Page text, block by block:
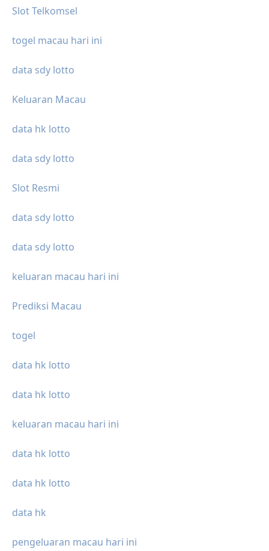
Slot Telkomsel
togel macau hari ini
data sdy lotto
Keluaran Macau
data hk lotto
data sdy lotto
Slot Resmi
data sdy lotto
data sdy lotto
keluaran macau hari ini
Prediksi Macau
togel
data hk lotto
data hk lotto
keluaran macau hari ini
data hk lotto
data hk lotto
data hk
pengeluaran macau hari ini